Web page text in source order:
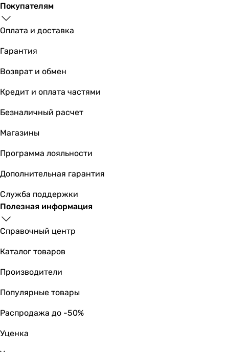
6 564
Основные характеристики
Тип ванны
пристенная
пристенная
пристенная
пристенная
пристенная
пристенная
пристенная
Сторона установки
универсальная
универсальная
универсальная
универсальная
универсальная
универсальная
Покупателям
Оплата и доставка
Гарантия
Возврат и обмен
Кредит и оплата частями
Безналичный расчет
Магазины
Программа лояльности
Дополнительная гарантия
Служба поддержки
Полезная информация
Справочный центр
Каталог товаров
Производители
Популярные товары
Распродажа до -50%
Уценка